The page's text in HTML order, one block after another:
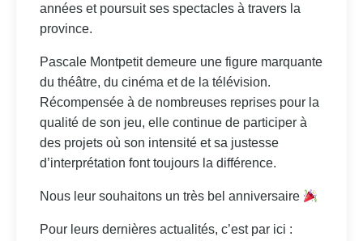
années et poursuit ses spectacles à travers la
province.
Pascale Montpetit demeure une figure marquante
du théâtre, du cinéma et de la télévision.
Récompensée à de nombreuses reprises pour la
qualité de son jeu, elle continue de participer à
des projets où son intensité et sa justesse
d’interprétation font toujours la différence.
Nous leur souhaitons un très bel anniversaire
Pour leurs dernières actualités, c’est par ici :